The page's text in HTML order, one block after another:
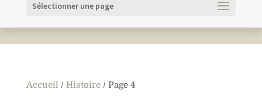
Sélectionner une page
Accueil/ Histoire/ Page 4